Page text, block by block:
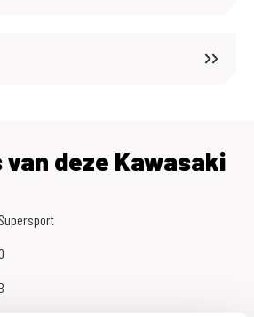
deze Kawasaki